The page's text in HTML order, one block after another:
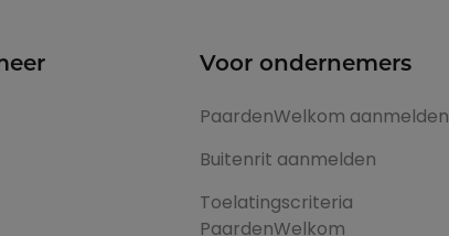
Voor ondernemers
PaardenWelkom aanmelden
Buitenrit aanmelden
Toelatingscriteria
PaardenWelkom